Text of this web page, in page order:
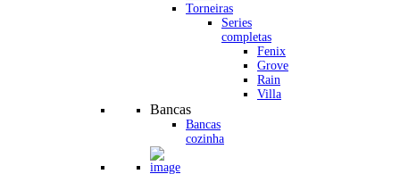
Torneiras
Series
completas
Fenix
Grove
Rain
Villa
Bancas
Bancas
cozinha